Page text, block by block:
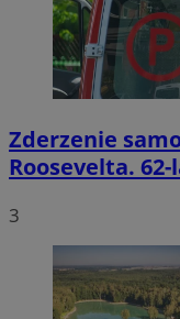
Zderzenie
Roosevelta.
3